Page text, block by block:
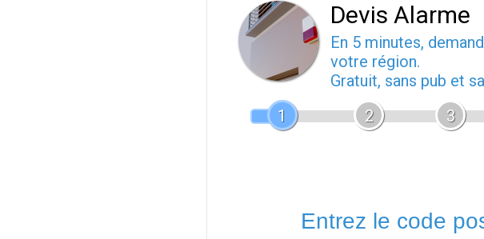
Devis Alarme
En 5 minutes,
votre région.
Gratuit, sans pub et
1
2 3
Entrez le code